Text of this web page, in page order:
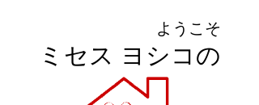
ようこそ
ミセス ヨシコの